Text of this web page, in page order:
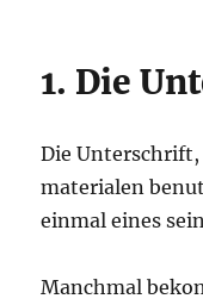
1. Die
Die
ma­te­ria­len
ein­mal eines
Manch­mal